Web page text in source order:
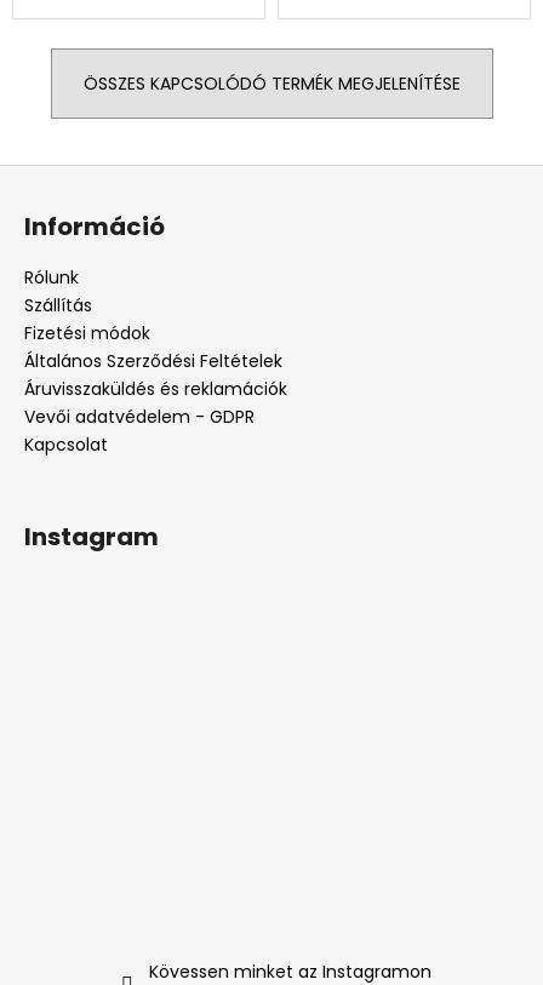
ÖSSZES KAPCSOLÓDÓ TERMÉK MEGJELENÍTÉSE
L
Információ
Rólunk
Szállítás
Fizetési módok
Általános Szerződési Feltételek
Áruvisszaküldés és reklamációk
Vevői adatvédelem - GDPR
Kapcsolat
Instagram
Kövessen minket az Instagramon